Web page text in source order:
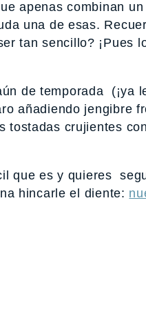
apenas combinan
una de esas.
tan sencillo? ¡Pues
de temporada (¡ya
añadiendo jengibre
tostadas crujientes
que es y quieres
hincarle el diente: